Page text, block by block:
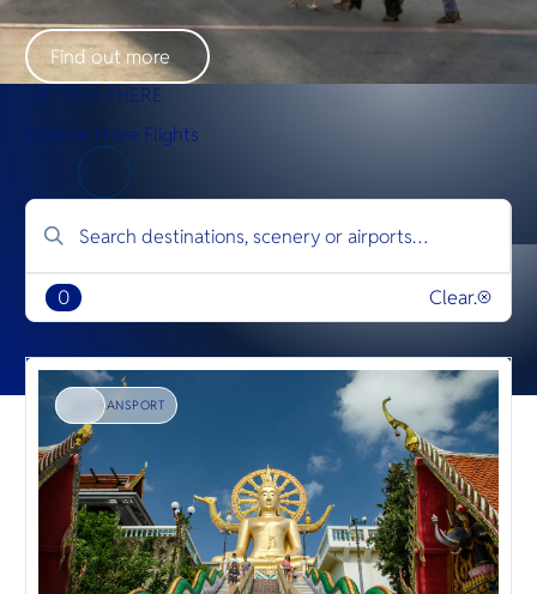
Find out more
GETTING THERE
Explore More Flights
0 Clear.
TRANSPORT